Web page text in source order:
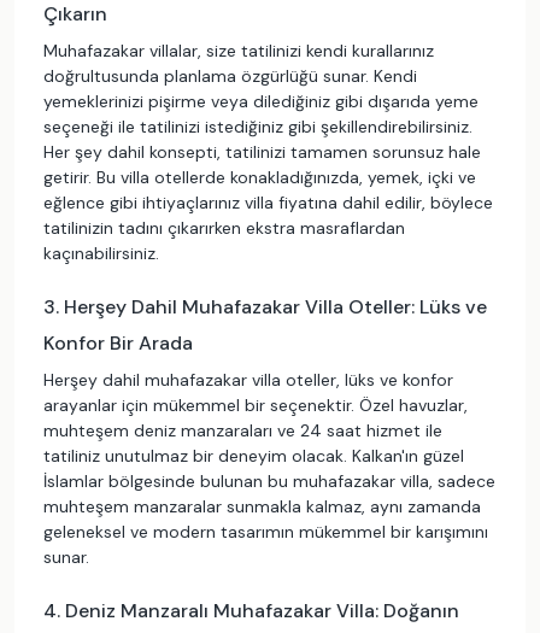
Çıkarın
Muhafazakar villalar, size tatilinizi kendi kurallarınız
doğrultusunda planlama özgürlüğü sunar. Kendi
yemeklerinizi pişirme veya dilediğiniz gibi dışarıda yeme
seçeneği ile tatilinizi istediğiniz gibi şekillendirebilirsiniz.
Her şey dahil konsepti, tatilinizi tamamen sorunsuz hale
getirir. Bu villa otellerde konakladığınızda, yemek, içki ve
eğlence gibi ihtiyaçlarınız villa fiyatına dahil edilir, böylece
tatilinizin tadını çıkarırken ekstra masraflardan
kaçınabilirsiniz.
3. Herşey Dahil Muhafazakar Villa Oteller: Lüks ve
Konfor Bir Arada
Herşey dahil muhafazakar villa oteller, lüks ve konfor
arayanlar için mükemmel bir seçenektir. Özel havuzlar,
muhteşem deniz manzaraları ve 24 saat hizmet ile
tatiliniz unutulmaz bir deneyim olacak. Kalkan'ın güzel
İslamlar bölgesinde bulunan bu muhafazakar villa, sadece
muhteşem manzaralar sunmakla kalmaz, aynı zamanda
geleneksel ve modern tasarımın mükemmel bir karışımını
sunar.
4. Deniz Manzaralı Muhafazakar Villa: Doğanın